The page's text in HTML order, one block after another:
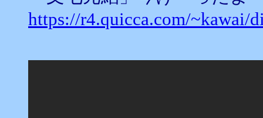
https://r4.quicca.com/~kawai/